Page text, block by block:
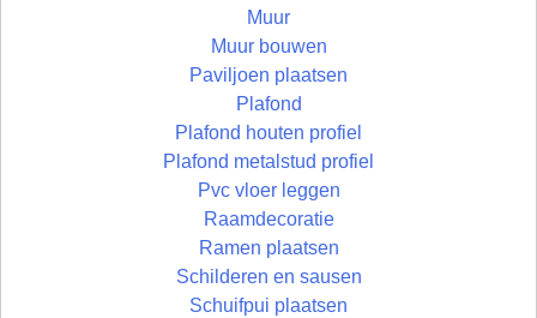
Muur
Muur bouwen
Paviljoen plaatsen
Plafond
Plafond houten profiel
Plafond metalstud profiel
Pvc vloer leggen
Raamdecoratie
Ramen plaatsen
Schilderen en sausen
Schuifpui plaatsen